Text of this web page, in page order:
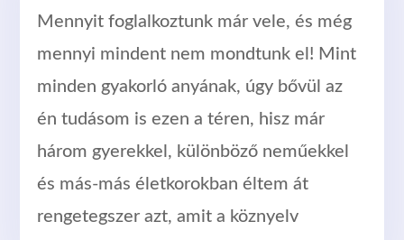
Mennyit foglalkoztunk már vele, és még
mennyi mindent nem mondtunk el! Mint
minden gyakorló anyának, úgy bővül az
én tudásom is ezen a téren, hisz már
három gyerekkel, különböző neműekkel
és más-más életkorokban éltem át
rengetegszer azt, amit a köznyelv